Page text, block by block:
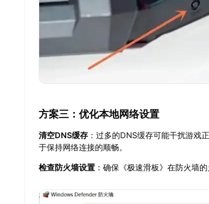
方案三：优化本地网络设置
清空DNS缓存 ：过多的DNS缓存可能干扰游戏
于保持网络连接的顺畅。
检查防火墙设置 ：确保《极速滑板》在防火墙